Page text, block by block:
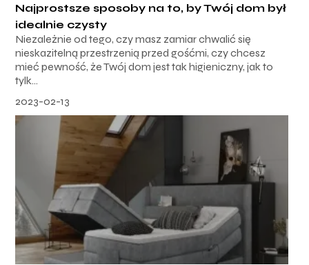
Najprostsze sposoby na to, by Twój dom był
idealnie czysty
Niezależnie od tego, czy masz zamiar chwalić się
nieskazitelną przestrzenią przed gośćmi, czy chcesz
mieć pewność, że Twój dom jest tak higieniczny, jak to
tylk...
2023-02-13